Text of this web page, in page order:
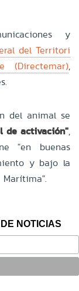
y
del Territori
,
del animal se
de activación",
"en buenas
y bajo la
NOTICIAS